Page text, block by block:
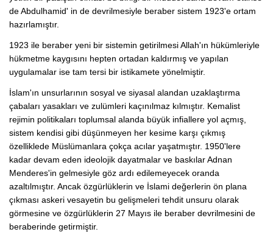
de Abdulhamid' in de devrilmesiyle beraber sistem 1923'e ortam
hazırlamıştır.
1923 ile beraber yeni bir sistemin getirilmesi Allah'ın hükümleriyle
hükmetme kaygısını hepten ortadan kaldırmış ve yapılan
uygulamalar ise tam tersi bir istikamete yönelmiştir.
İslam'ın unsurlarının sosyal ve siyasal alandan uzaklaştırma
çabaları yasakları ve zulümleri kaçınılmaz kılmıştır. Kemalist
rejimin politikaları toplumsal alanda büyük infiallere yol açmış,
sistem kendisi gibi düşünmeyen her kesime karşı çıkmış
özelliklede Müslümanlara çokça acılar yaşatmıştır. 1950'lere
kadar devam eden ideolojik dayatmalar ve baskılar Adnan
Menderes'in gelmesiyle göz ardı edilemeyecek oranda
azaltılmıştır. Ancak özgürlüklerin ve İslami değerlerin ön plana
çıkması askeri vesayetin bu gelişmeleri tehdit unsuru olarak
görmesine ve özgürlüklerin 27 Mayıs ile beraber devrilmesini de
beraberinde getirmiştir.